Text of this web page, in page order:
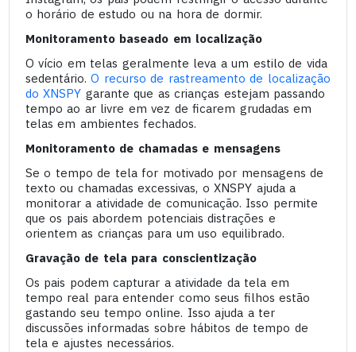
o horário de estudo ou na hora de dormir.
Monitoramento baseado em localização
O vício em telas geralmente leva a um estilo de vida
sedentário.O recurso de rastreamento de localização
do XNSPY garante que as crianças estejam passando
tempo ao ar livre em vez de ficarem grudadas em
telas em ambientes fechados.
Monitoramento de chamadas e mensagens
Se o tempo de tela for motivado por mensagens de
texto ou chamadas excessivas, o XNSPY ajuda a
monitorar a atividade de comunicação. Isso permite
que os pais abordem potenciais distrações e
orientem as crianças para um uso equilibrado.
Gravação de tela para conscientização
Os pais podem capturar a atividade da tela em
tempo real para entender como seus filhos estão
gastando seu tempo online. Isso ajuda a ter
discussões informadas sobre hábitos de tempo de
tela e ajustes necessários.